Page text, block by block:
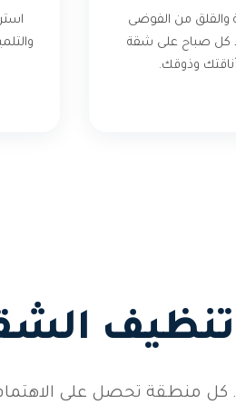
والقلق من الفوضى
كل صباح على شقة
وذوقك.
منطقة تحصل على